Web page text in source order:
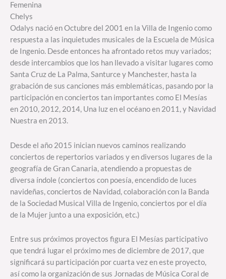
Femenina
Chelys
Odalys nació en Octubre del 2001 en la Villa de Ingenio como
respuesta a las inquietudes musicales de la Escuela de Música
de Ingenio. Desde entonces ha afrontado retos muy variados;
desde intercambios que los han llevado a visitar lugares como
Santa Cruz de La Palma, Santurce y Manchester, hasta la
grabación de sus canciones más emblemáticas, pasando por la
participación en conciertos tan importantes como El Mesías
en 2010, 2012, 2014, Una luz en el océano en 2011, y Navidad
Nuestra en 2013.
Desde el año 2015 inician nuevos caminos realizando
conciertos de repertorios variados y en diversos lugares de la
geografía de Gran Canaria, atendiendo a propuestas de
diversa índole (conciertos con poesía, encendido de luces
navideñas, conciertos de Navidad, colaboración con la Banda
de la Sociedad Musical Villa de Ingenio, conciertos por el día
de la Mujer junto a una exposición, etc.)
Entre sus próximos proyectos figura El Mesías participativo
que tendrá lugar el próximo mes de diciembre de 2017, que
significará su participación por cuarta vez en este proyecto,
así como la organización de sus Jornadas de Música Coral de